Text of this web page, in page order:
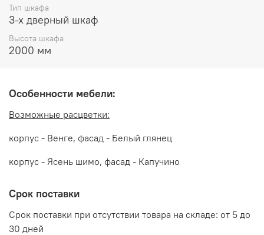
МДФ Белый глянец/ЛДСП Дуб крафт золотой
МДФ Какао/ЛДСП Ясень шимо
Производитель:
Мебельная фабрика ГОРИЗОНТ
Тип шкафа
3-х дверный шкаф
Высота шкафа
2000 мм
Особенности мебели:
Возможные расцветки:
корпус - Венге, фасад - Белый глянец
корпус - Ясень шимо, фасад - Капучино
Срок поставки
Срок поставки при отсутствии товара на складе: от 5 до
30 дней